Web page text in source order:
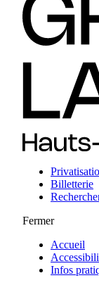
Billetterie
Fermer
Accueil
Infos